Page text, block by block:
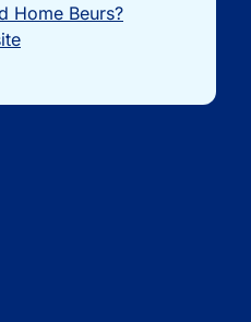
Home Beurs?